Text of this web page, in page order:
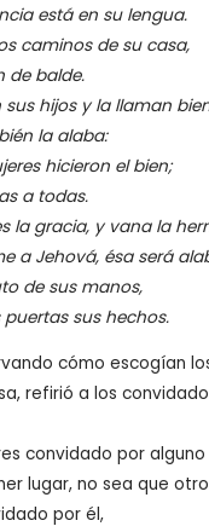
está en su lengua.
caminos de su casa,
de balde.
sus hijos y la llaman
la alaba:
hicieron el bien;
a todas.
la gracia, y vana la
a Jehová, ésa será
de sus manos,
puertas sus hechos.
cómo escogían
refirió a los
convidado por
lugar, no sea que
por él,